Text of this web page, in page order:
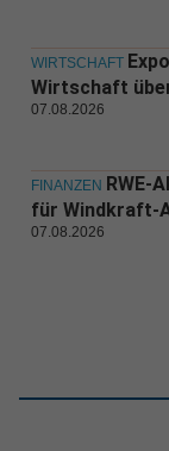
WIRTSCHAFT
Wirtschaft
07.08.2026
FINANZEN RWE-
für Windkraft-
07.08.2026